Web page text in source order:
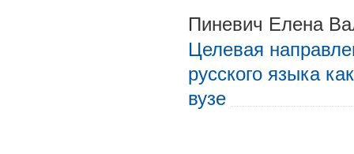
Пиневич Елена
Целевая
русского языка
вузе